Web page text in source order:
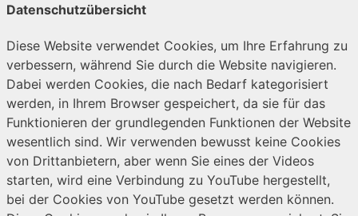
Datenschutzübersicht
Diese Website verwendet Cookies, um Ihre Erfahrung zu
verbessern, während Sie durch die Website navigieren.
Dabei werden Cookies, die nach Bedarf kategorisiert
werden, in Ihrem Browser gespeichert, da sie für das
Funktionieren der grundlegenden Funktionen der Website
wesentlich sind. Wir verwenden bewusst keine Cookies
von Drittanbietern, aber wenn Sie eines der Videos
starten, wird eine Verbindung zu YouTube hergestellt,
bei der Cookies von YouTube gesetzt werden können.